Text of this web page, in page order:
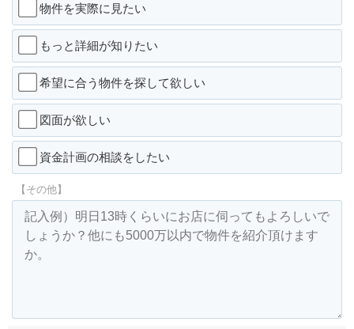
物件を実際に見たい
もっと詳細が知りたい
希望に合う物件を探して欲しい
図面が欲しい
資金計画の相談をしたい
【その他】